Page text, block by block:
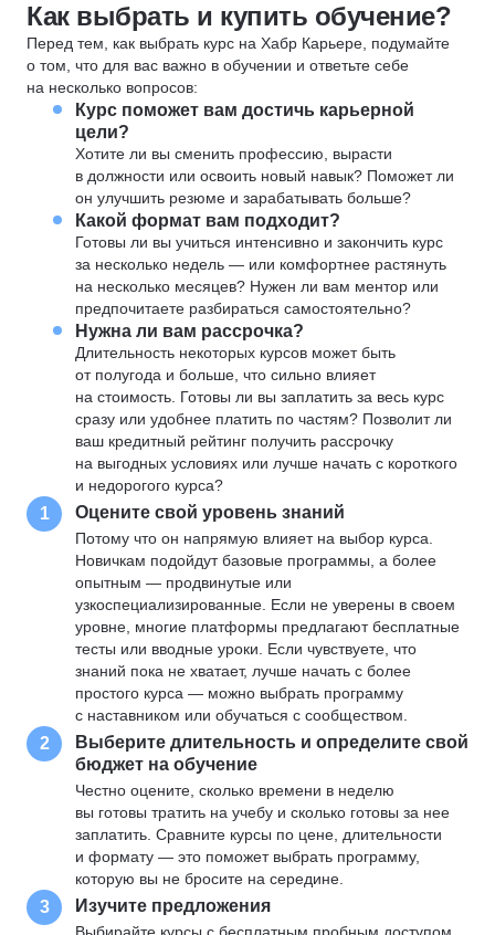
Как выбрать и купить обучение?
Перед тем, как выбрать курс на Хабр Карьере, подумайте
о том, что для вас важно в обучении и ответьте себе
на несколько вопросов:
Курс поможет вам достичь карьерной
цели?
Хотите ли вы сменить профессию, вырасти
в должности или освоить новый навык? Поможет ли
он улучшить резюме и зарабатывать больше?
Какой формат вам подходит?
Готовы ли вы учиться интенсивно и закончить курс
за несколько недель — или комфортнее растянуть
на несколько месяцев? Нужен ли вам ментор или
предпочитаете разбираться самостоятельно?
Нужна ли вам рассрочка?
Длительность некоторых курсов может быть
от полугода и больше, что сильно влияет
на стоимость. Готовы ли вы заплатить за весь курс
сразу или удобнее платить по частям? Позволит ли
ваш кредитный рейтинг получить рассрочку
на выгодных условиях или лучше начать с короткого
и недорогого курса?
1 Оцените свой уровень знаний
Потому что он напрямую влияет на выбор курса.
Новичкам подойдут базовые программы, а более
опытным — продвинутые или
узкоспециализированные. Если не уверены в своем
уровне, многие платформы предлагают бесплатные
тесты или вводные уроки. Если чувствуете, что
знаний пока не хватает, лучше начать с более
простого курса — можно выбрать программу
с наставником или обучаться с сообществом.
2
Выберите длительность и определите свой
бюджет на обучение
Честно оцените, сколько времени в неделю
вы готовы тратить на учебу и сколько готовы за нее
заплатить. Сравните курсы по цене, длительности
и формату — это поможет выбрать программу,
которую вы не бросите на середине.
3 Изучите предложения